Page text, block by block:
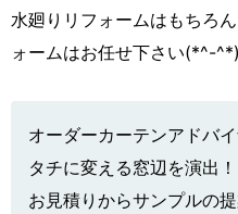
水廻りリフォームはもちろ
ォームはお任せ下さい(*^-^*)
オーダーカーテンアドバ
タチに変える窓辺を演出！
お見積りからサンプルの